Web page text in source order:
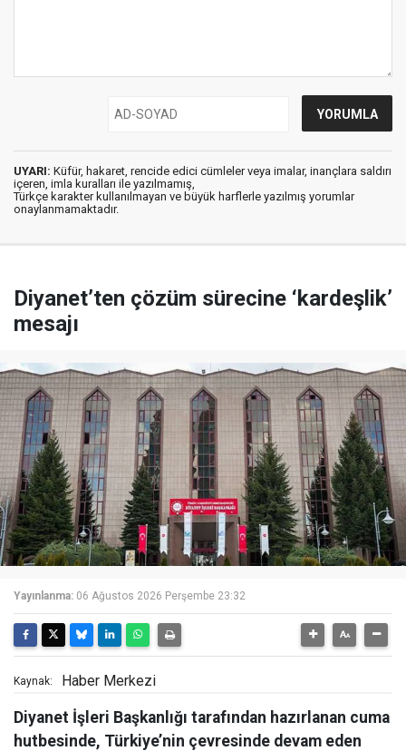
UYARI: Küfür, hakaret, rencide edici cümleler veya imalar, inançlara saldırı
içeren, imla kuralları ile yazılmamış,
Türkçe karakter kullanılmayan ve büyük harflerle yazılmış yorumlar
onaylanmamaktadır.
Diyanet’ten çözüm sürecine ‘kardeşlik’
mesajı
Yayınlanma: 06 Ağustos 2026 Perşembe 23:32
Kaynak: Haber Merkezi
Diyanet İşleri Başkanlığı tarafından hazırlanan cuma
hutbesinde, Türkiye’nin çevresinde devam eden